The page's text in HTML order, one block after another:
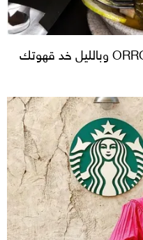
كل مع ماجد المصري في مطعم ORRO وبالليل خد قهوتك